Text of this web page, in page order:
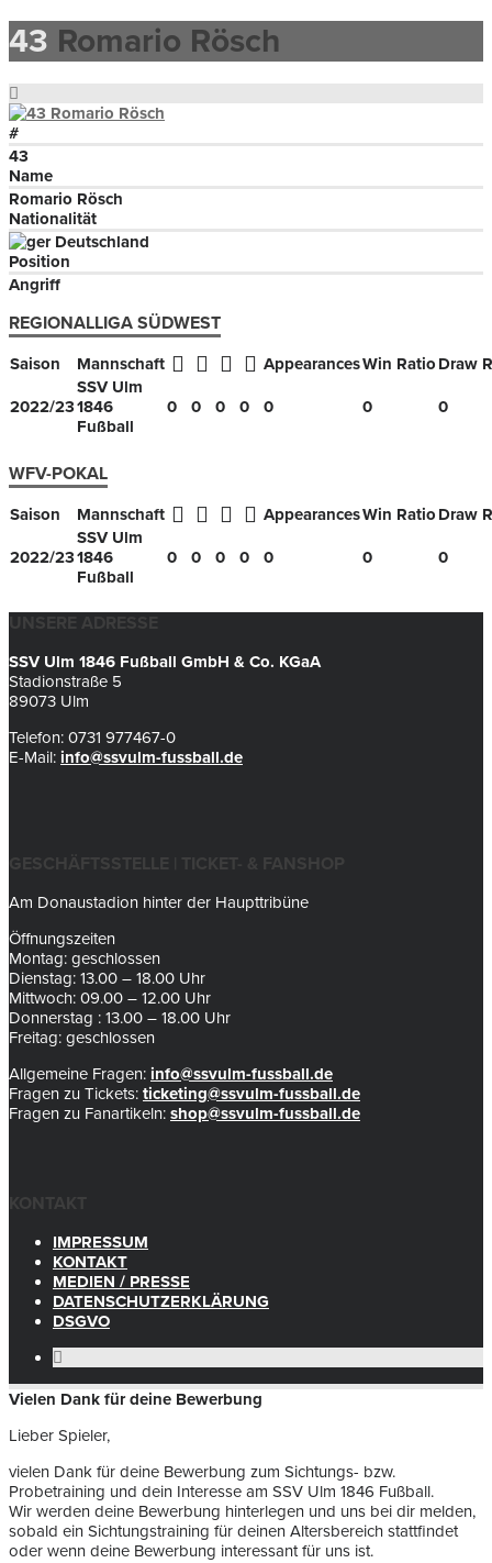
43 Romario Rösch
#
43
Name
Romario Rösch
Nationalität
Deutschland
Position
Angriff
REGIONALLIGA SÜDWEST
Saison Mannschaft AppearancesWin Ratio Draw
2022/23
SSV Ulm
1846
Fußball
0 0 0 0 0 0 0
WFV-POKAL
Saison Mannschaft AppearancesWin Ratio Draw
2022/23
SSV Ulm
1846
Fußball
0 0 0 0 0 0 0
UNSERE ADRESSE
SSV Ulm 1846 Fußball GmbH & Co. KGaA
Stadionstraße 5
89073 Ulm
Telefon: 0731 977467-0
E-Mail: info@ssvulm-fussball.de
GESCHÄFTSSTELLE | TICKET- & FANSHOP
Am Donaustadion hinter der Haupttribüne
Öffnungszeiten
Montag: geschlossen
Dienstag: 13.00 – 18.00 Uhr
Mittwoch: 09.00 – 12.00 Uhr
Donnerstag : 13.00 – 18.00 Uhr
Freitag: geschlossen
Allgemeine Fragen: info@ssvulm-fussball.de
Fragen zu Tickets: ticketing@ssvulm-fussball.de
Fragen zu Fanartikeln: shop@ssvulm-fussball.de
KONTAKT
IMPRESSUM
KONTAKT
MEDIEN / PRESSE
DATENSCHUTZERKLÄRUNG
DSGVO
Vielen Dank für deine Bewerbung
Lieber Spieler,
vielen Dank für deine Bewerbung zum Sichtungs- bzw.
Probetraining und dein Interesse am SSV Ulm 1846 Fußball.
Wir werden deine Bewerbung hinterlegen und uns bei dir melden,
sobald ein Sichtungstraining für deinen Altersbereich stattfindet
oder wenn deine Bewerbung interessant für uns ist.